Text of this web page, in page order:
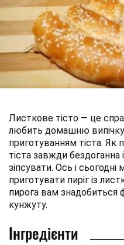
Листкове тісто — це
любить домашню
приготуванням тіста. Як
тіста завжди бездоганна
зіпсувати. Ось і
приготувати пиріг із
пирога вам знадобиться
кунжуту.
Інгредієнти